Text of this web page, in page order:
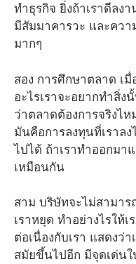
ทำธุรกิจ ยิ่งถ้าเราดีลง
มีสัมมาคารวะ และคว
มากๆ
สอง การศึกษาตลาด เมื่
อะไรเราจะอยากทำสิ่ง
ว่าตลาดต้องการจริงไห
มันคือการลงทุนที่เราล
ไปได้ ถ้าเราทำออกมา
เหมือนกัน
สาม บริษัทจะไม่สามาร
เราหยุด ทำอย่างไรให้
ต่อเนื่องกับเรา แสดงว่
สมัยขึ้นไปอีก มีจุดเด่นใ